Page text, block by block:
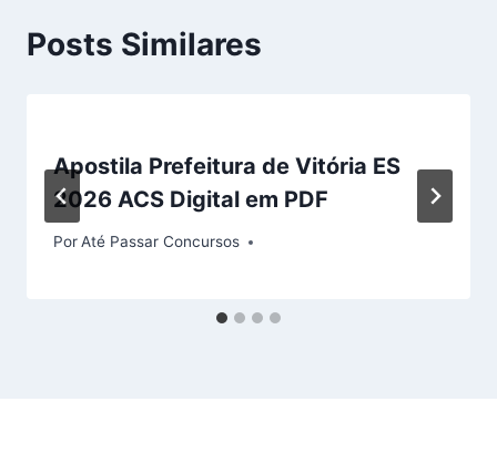
Posts Similares
Apostila Prefeitura de Vitória ES
2026 ACS Digital em PDF
PorAté Passar Concursos